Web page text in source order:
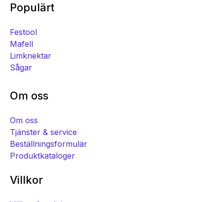
Populärt
Festool
Mafell
Limknektar
Sågar
Om oss
Om oss
Tjänster & service
Beställningsformulär
Produktkataloger
Villkor